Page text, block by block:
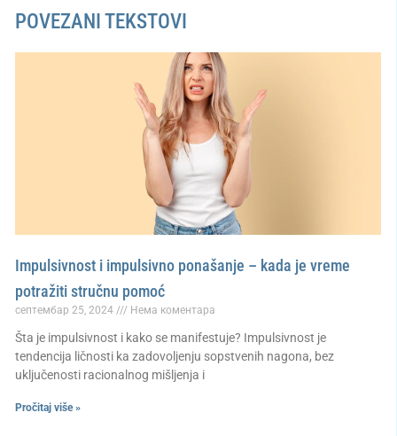
POVEZANI TEKSTOVI
Impulsivnost i impulsivno ponašanje – kada je vreme
potražiti stručnu pomoć
септембар 25, 2024 Нема коментара
Šta je impulsivnost i kako se manifestuje? Impulsivnost je
tendencija ličnosti ka zadovoljenju sopstvenih nagona, bez
uključenosti racionalnog mišljenja i
Pročitaj više »